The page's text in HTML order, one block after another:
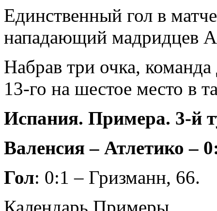
Единственный гол в
нападающий мадридцев
Набрав три очка,
13-го на шестое место в
Испания. Примера. 3-й
Валенсия – Атлетико –
Гол: 0:1 – Гризманн, 66.
Календарь Примеры